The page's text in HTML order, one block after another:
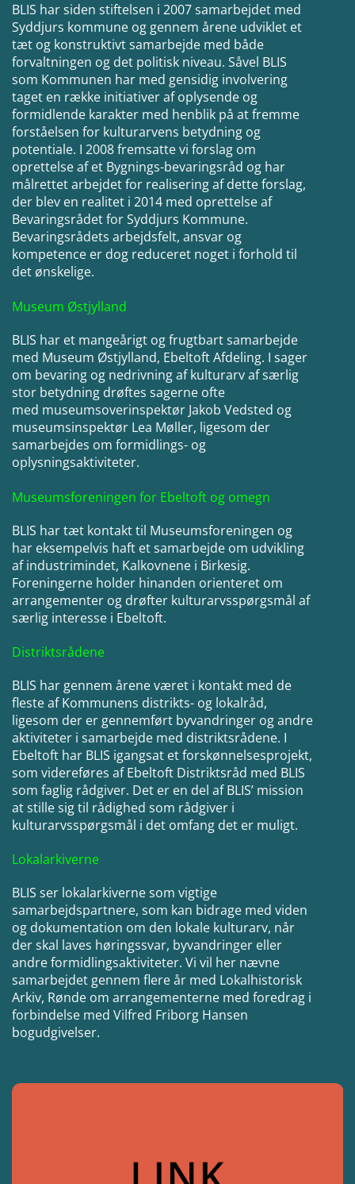
BLIS har siden stiftelsen i 2007 samarbejdet med
Syddjurs kommune og gennem årene udviklet et
tæt og konstruktivt samarbejde med både
forvaltningen og det politisk niveau. Såvel BLIS
som Kommunen har med gensidig involvering
taget en række initiativer af oplysende og
formidlende karakter med henblik på at fremme
forståelsen for kulturarvens betydning og
potentiale. I 2008 fremsatte vi forslag om
oprettelse af et Bygnings-bevaringsråd og har
målrettet arbejdet for realisering af dette forslag,
der blev en realitet i 2014 med oprettelse af
Bevaringsrådet for Syddjurs Kommune.
Bevaringsrådets arbejdsfelt, ansvar og
kompetence er dog reduceret noget i forhold til
det ønskelige.
Museum Østjylland
BLIS har et mangeårigt og frugtbart samarbejde
med Museum Østjylland, Ebeltoft Afdeling. I sager
om bevaring og nedrivning af kulturarv af særlig
stor betydning drøftes sagerne ofte
med museumsoverinspektør Jakob Vedsted og
museumsinspektør Lea Møller, ligesom der
samarbejdes om formidlings- og
oplysningsaktiviteter.
Museumsforeningen for Ebeltoft og omegn
BLIS har tæt kontakt til Museumsforeningen og
har eksempelvis haft et samarbejde om udvikling
af industrimindet, Kalkovnene i Birkesig.
Foreningerne holder hinanden orienteret om
arrangementer og drøfter kulturarvsspørgsmål af
særlig interesse i Ebeltoft.
Distriktsrådene
BLIS har gennem årene været i kontakt med de
fleste af Kommunens distrikts- og lokalråd,
ligesom der er gennemført byvandringer og andre
aktiviteter i samarbejde med distriktsrådene. I
Ebeltoft har BLIS igangsat et forskønnelsesprojekt,
som videreføres af Ebeltoft Distriktsråd med BLIS
som faglig rådgiver. Det er en del af BLIS’ mission
at stille sig til rådighed som rådgiver i
kulturarvsspørgsmål i det omfang det er muligt.
Lokalarkiverne
BLIS ser lokalarkiverne som vigtige
samarbejdspartnere, som kan bidrage med viden
og dokumentation om den lokale kulturarv, når
der skal laves høringssvar, byvandringer eller
andre formidlingsaktiviteter. Vi vil her nævne
samarbejdet gennem flere år med Lokalhistorisk
Arkiv, Rønde om arrangementerne med foredrag i
forbindelse med Vilfred Friborg Hansen
bogudgivelser.